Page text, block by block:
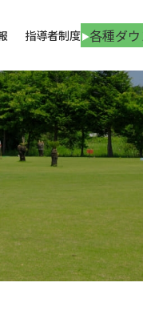
指導者制度 各種ダ